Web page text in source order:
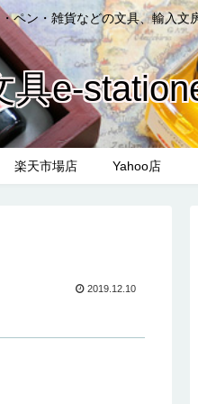
ペン・雑貨などの文具、輸入文
具e-
楽天市場店 Yahoo店
2019.12.10